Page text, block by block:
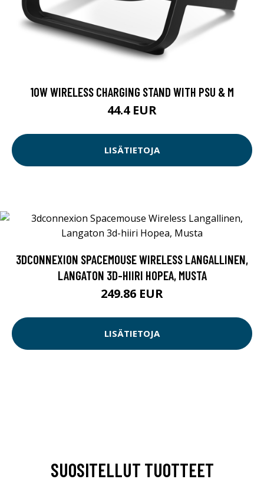
10W WIRELESS CHARGING STAND WITH PSU & M
44.4 EUR
LISÄTIETOJA
3DCONNEXION SPACEMOUSE WIRELESS LANGALLINEN,
LANGATON 3D-HIIRI HOPEA, MUSTA
249.86 EUR
LISÄTIETOJA
SUOSITELLUT TUOTTEET